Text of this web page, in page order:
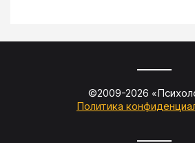
©2009-2026 «
Политика